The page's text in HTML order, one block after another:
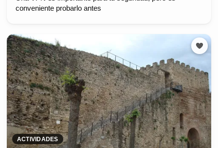
conveniente probarlo antes
ACTIVIDADES